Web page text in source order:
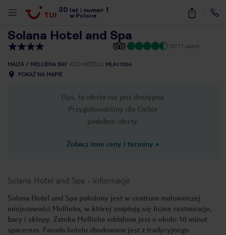
30 lat numer 1
w Polsce
46
Solana Hotel and Spa
(5717 opinii)
MALTA MELLIEHA BAY KOD HOTELU MLA17004
POKAŻ NA MAPIE
Ups, ta oferta nie jest dostępna.
Przygotowaliśmy dla Ciebie
podobne oferty:
Zobacz inne ceny i terminy »
Solana Hotel and Spa - informacje
Solana Hotel and Spa położony jest w centrum malowniczej
miejscowości Mellieha, w której znajdują się liczne restauracje,
bary i sklepy. Zatoka Mellieha oddalona jest o około 10 minut
spacerem. Fasada hotelu zbudowana jest z tradycyjnego